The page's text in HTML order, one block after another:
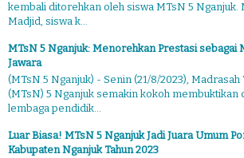
kembali ditorehkan oleh siswa MTsN 5 Nganjuk.
Madjid, siswa k...
MTsN 5 Nganjuk: Menorehkan Prestasi sebagai
Jawara
(MTsN 5 Nganjuk) - Senin (21/8/2023),
(MTsN) 5 Nganjuk semakin kokoh membuktikan
lembaga pendidik...
Luar Biasa! MTsN 5 Nganjuk Jadi Juara Umum
Kabupaten Nganjuk Tahun 2023